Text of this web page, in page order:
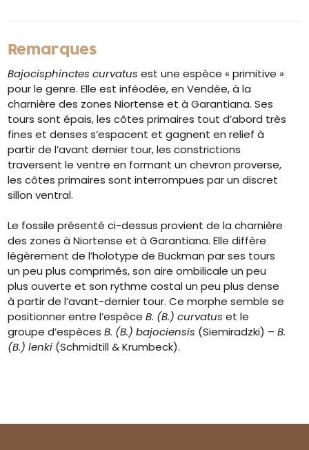
Remarques
Bajocisphinctes curvatus est une espèce « primitive »
pour le genre. Elle est inféodée, en Vendée, à la
charnière des zones Niortense et à Garantiana. Ses
tours sont épais, les côtes primaires tout d’abord très
fines et denses s’espacent et gagnent en relief à
partir de l’avant dernier tour, les constrictions
traversent le ventre en formant un chevron proverse,
les côtes primaires sont interrompues par un discret
sillon ventral.
Le fossile présenté ci-dessus provient de la charnière
des zones à Niortense et à Garantiana. Elle diffère
légèrement de l’holotype de Buckman par ses tours
un peu plus comprimés, son aire ombilicale un peu
plus ouverte et son rythme costal un peu plus dense
à partir de l’avant-dernier tour. Ce morphe semble se
positionner entre l’espèceB. (B.) curvatus et le
groupe d’espècesB. (B.) bajociensis (Siemiradzki) –B.
(B.) lenki (Schmidtill & Krumbeck).